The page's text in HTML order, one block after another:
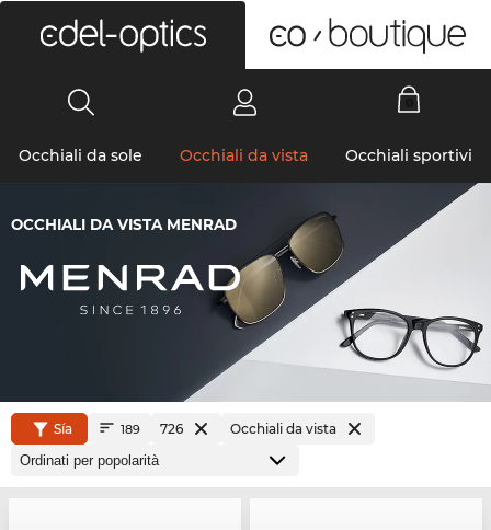
Occhiali da sole Occhiali da vista Occhiali sportivi
OCCHIALI DA VISTA MENRAD
Sía 189 726 Occhiali da vista